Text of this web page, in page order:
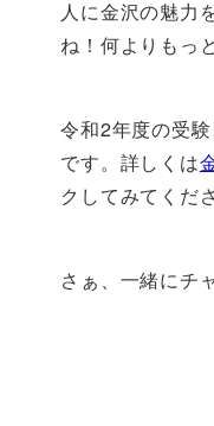
人に金沢の魅力
ね！何よりもっ
令和2年度の受
です。詳しくは
クしてみてくだ
さぁ、一緒にチ